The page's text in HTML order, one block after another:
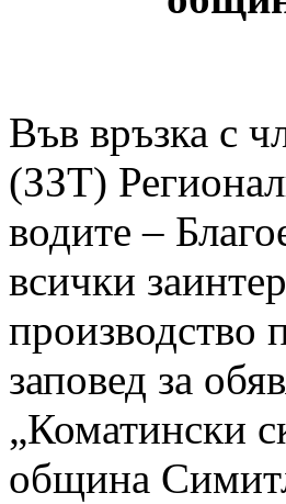
Във връзка с
(ЗЗТ)
водите –
всички
производство
заповед за
„Коматински
община